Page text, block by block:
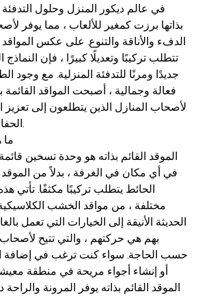
في عالم ديكور المنزل وحلول التدفئة
بذاتها برزت كمغير للألعاب ، مما يوفر
الدفء والأناقة والتنوع. على عكس المواقد
تتطلب تركيبًا وتعديلًا كبيرًا ، فإن النماذج
جديدًا ومرنًا للتدفئة المنزلية. مع وجود
فعالة وجمالية ، أصبحت المواقد القائمة
لأصحاب المنازل الذين يتطلعون إلى تعزيز
الحفاظ على تكاليف الطاقة.
ما
الموقد القائم بذاته هو وحدة تسخين
في أي مكان في الغرفة ، بدلاً من
الحائط يتطلب تركيبًا مكثفًا. تأتي
مختلفة ، من مواقد الخشب الكلاسيكية
الحديثة الأنيقة إلى الخيارات التي تعمل
بهم هي حركتهم ، والتي تتيح
حسب الحاجة. سواء كنت ترغب في إضافة
أو إنشاء أجواء مريحة في منطقة
الموقد القائم بذاته يوفر المرونة